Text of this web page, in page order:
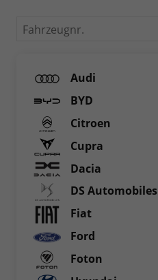
Fahrzeugnr.
Audi
BYD
Citroen
Cupra
Dacia
DS Automobiles
Fiat
Ford
Foton